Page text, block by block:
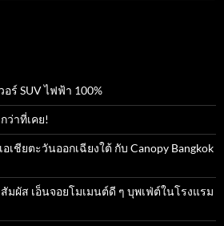
ร์ SUV ไฟฟ้า 100%
ว่าที่เคย!
เชียตะวันออกเฉียงใต้ กับ Canopy Bangkok
มผัส เอ็นจอยโมเมนต์ดี ๆ บุพเฟ่ต์ในโรงแรม